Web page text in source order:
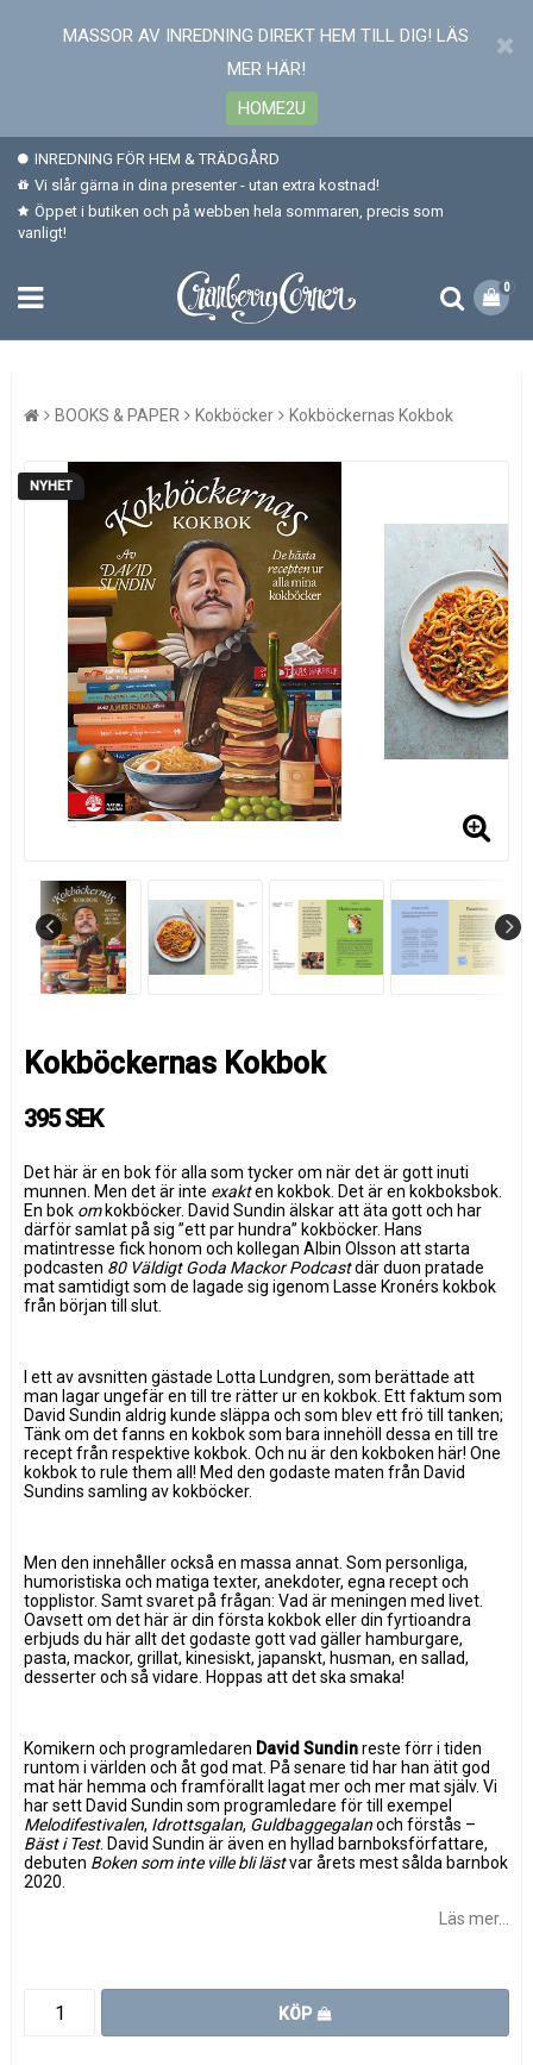
MASSOR AV INREDNING DIREKT HEM TILL DIG! LÄS
MER HÄR!
HOME2U
INREDNING FÖR HEM & TRÄDGÅRD
Vi slår gärna in dina presenter - utan extra kostnad!
Öppet i butiken och på webben hela sommaren, precis som
vanligt!
0
BOOKS & PAPER Kokböcker Kokböckernas Kokbok
NYHET
Kokböckernas Kokbok
395 SEK
Det här är en bok för alla som tycker om när det är gott inuti
munnen. Men det är inte exakten kokbok. Det är en kokboksbok.
En bok omkokböcker. David Sundin älskar att äta gott och har
därför samlat på sig ”ett par hundra” kokböcker. Hans
matintresse fick honom och kollegan Albin Olsson att starta
podcasten 80 Väldigt Goda Mackor Podcastdär duon pratade
mat samtidigt som de lagade sig igenom Lasse Kronérs kokbok
från början till slut.
I ett av avsnitten gästade Lotta Lundgren, som berättade att
man lagar ungefär en till tre rätter ur en kokbok. Ett faktum som
David Sundin aldrig kunde släppa och som blev ett frö till tanken;
Tänk om det fanns en kokbok som bara innehöll dessa en till tre
recept från respektive kokbok. Och nu är den kokboken här! One
kokbok to rule them all! Med den godaste maten från David
Sundins samling av kokböcker.
Men den innehåller också en massa annat. Som personliga,
humoristiska och matiga texter, anekdoter, egna recept och
topplistor. Samt svaret på frågan: Vad är meningen med livet.
Oavsett om det här är din första kokbok eller din fyrtioandra
erbjuds du här allt det godaste gott vad gäller hamburgare,
pasta, mackor, grillat, kinesiskt, japanskt, husman, en sallad,
desserter och så vidare. Hoppas att det ska smaka!
Komikern och programledaren David Sundinreste förr i tiden
runtom i världen och åt god mat. På senare tid har han ätit god
mat här hemma och framförallt lagat mer och mer mat själv. Vi
har sett David Sundin som programledare för till exempel
Melodifestivalen, Idrottsgalan, Guldbaggegalanoch förstås –
Bäst i Test. David Sundin är även en hyllad barnboksförfattare,
debuten Boken som inte ville bli lästvar årets mest sålda barnbok
2020.
Läs mer...
KÖP